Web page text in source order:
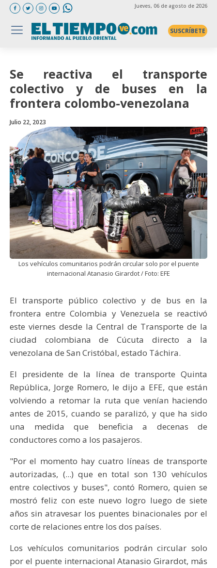
Jueves, 06 de agosto de 2026
SUSCRÍBETE
Se reactiva el transporte
colectivo y de buses en la
frontera colombo-venezolana
Julio 22, 2023
Los vehículos comunitarios podrán circular solo por el puente
internacional Atanasio Girardot / Foto: EFE
El transporte público colectivo y de bus en la
frontera entre Colombia y Venezuela se reactivó
este viernes desde la Central de Transporte de la
ciudad colombiana de Cúcuta directo a la
venezolana de San Cristóbal, estado Táchira.
El presidente de la línea de transporte Quinta
República, Jorge Romero, le dijo a EFE, que están
volviendo a retomar la ruta que venían haciendo
antes de 2015, cuando se paralizó, y que ha sido
una medida que beneficia a decenas de
conductores como a los pasajeros.
"Por el momento hay cuatro líneas de transporte
autorizadas, (...) que en total son 130 vehículos
entre colectivos y buses", contó Romero, quien se
mostró feliz con este nuevo logro luego de siete
años sin atravesar los puentes binacionales por el
corte de relaciones entre los dos países.
Los vehículos comunitarios podrán circular solo
por el puente internacional Atanasio Girardot, más